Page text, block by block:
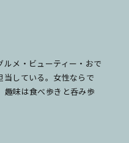
ルメ・ビューティー・おで
当している。女性ならで
趣味は食べ歩きと呑み歩